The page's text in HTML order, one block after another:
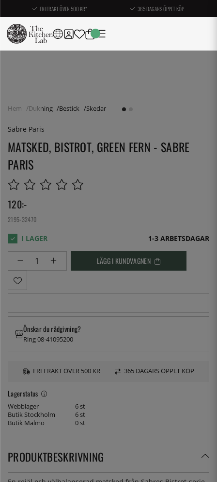
FRI FRAKT ÖVER 500 KR* 365 DAGARS ÖPPET KÖP
Hem Dukning Bestick Skedar
Sabre Paris
MATSKED, BISTROT, GREEN FERN - SABRE
PARIS
120:-
2195-32470
1-3 ARBETSDAGAR
LÄGG I KUNDVAGNEN
Lagerstatus
Webblager
6 st
Butik Stockholm
6 st
Butik Malmö
0 st
Önskar du rådgivning?
Ring 08-41095200
FRI FRAKT ÖVER 500 KR 365 DAGARS ÖPPET KÖP
PRODUKTBESKRIVNING